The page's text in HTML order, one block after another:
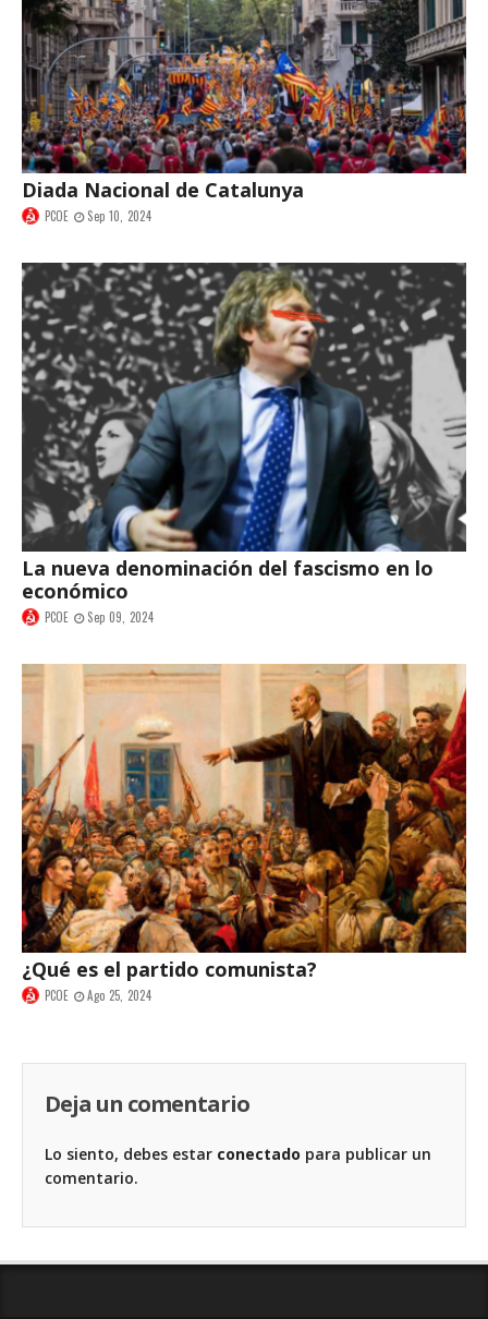
Diada Nacional de Catalunya
PCOE Sep 10, 2024
La nueva denominación del fascismo en lo
económico
PCOE Sep 09, 2024
¿Qué es el partido comunista?
PCOE Ago 25, 2024
Deja un comentario
Lo siento, debes estar conectado para publicar un
comentario.